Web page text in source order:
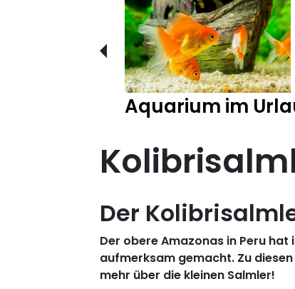
Aquarium im
Der
Der obere Amazonas in Peru
aufmerksam gemacht. Zu
mehr über die kleinen Salmler!